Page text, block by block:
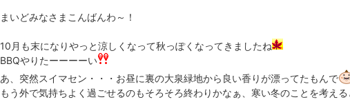
まいどみなさまこんばんわ～！
10月も末になりやっと涼しくなって秋っぽくなってきましたね
BBQやりたーーーーい
あ、突然スイマセン・・・お昼に裏の大泉緑地から良い香りが漂ってたもんで
もう外で気持ちよく過ごせるのもそろそろ終わりかなぁ、寒い冬のことを考え